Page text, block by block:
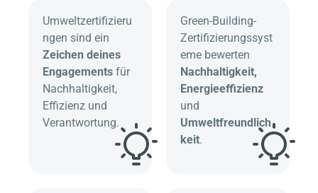
Umweltzertifizieru
ngen sind ein
Zeichen deines
Engagements für
Nachhaltigkeit,
Effizienz und
Verantwortung.
Green-Building-
Zertifizierungssyst
eme bewerten
Nachhaltigkeit,
Energieeffizienz
und
Umweltfreundlich
keit.